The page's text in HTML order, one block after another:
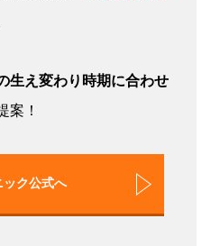
生え変わり時期に合わせ
案！
ック公式へ